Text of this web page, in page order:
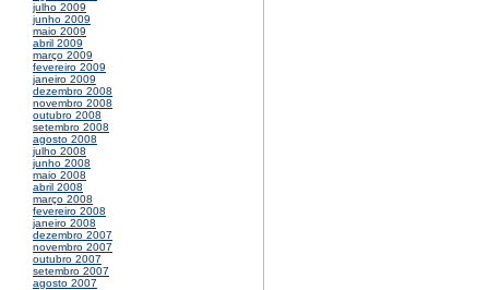
julho 2009
junho 2009
maio 2009
abril 2009
março 2009
fevereiro 2009
janeiro 2009
dezembro 2008
novembro 2008
outubro 2008
setembro 2008
agosto 2008
julho 2008
junho 2008
maio 2008
abril 2008
março 2008
fevereiro 2008
janeiro 2008
dezembro 2007
novembro 2007
outubro 2007
setembro 2007
agosto 2007